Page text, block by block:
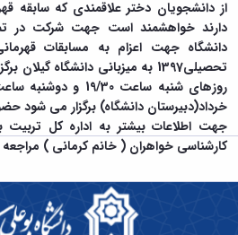
برنامه
راهبردی
دانشگاه
نقشه
دانشگاه
ساختار
سازمانی
سازمان
حوزه
تکمیلی
پسا
دکترا
استعدادهای
درخشان
دانشجویان
غیرایرانی
مهمانی
انتقال
حمایت‌های
دفتر
ارتباط
صنعت
پردیس
علم
و
فناوری
تحقیقات
پژوهشکده
اصلی
مهندسی
کشاورزی
شیمی
و
علوم
نفت
علوم
انسانی
هنر
رفاهی
پرسنل
اداره
رفاه
کارکنان
مهمانسرای
دانشگاه
رفاهی
دانشجویان
دانشجویان
اعضای
هیأت
علمی
کارکنان
دانشجویان
فارغ
التحصیلان
فوق
برنامه
دانشجوییخبری
از دانشجویان دختر علاقمندی که سابقه
دارند خواهشمند است جهت شرکت در
دانشگاه جهت اعزام به مسابقات
تحصیلی1397 به میزبانی دانشگاه
خرداد(دبیرستان دانشگاه) برگزار می شود
جهت اطلاعات بیشتر به اداره کل تربیت
کارشناسی خواهران ( خانم کرمانی ) مراجعه